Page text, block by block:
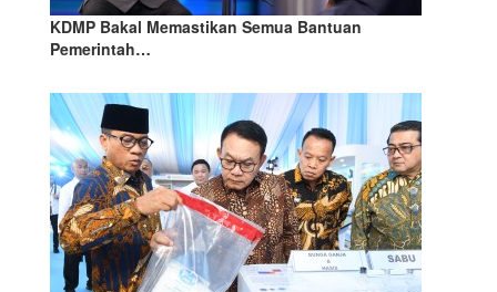
KDMP Bakal Memastikan Semua Bantuan
Pemerintah…